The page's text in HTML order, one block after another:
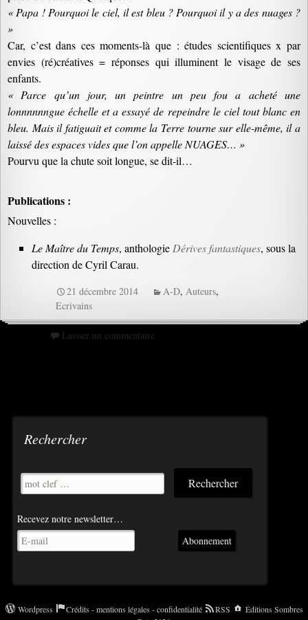
« Papa ! Pourquoi le ciel, il est bleu ? Pourquoi il y a des nuages ?
»
Car, c’est dans ces moments-là que : études scientifiques x par
envies (ré)créatives = réponses qui illuminent le visage de ses
enfants.
« Parce qu’un jour, un peintre un peu fou a acheté une
lonnnnnngue échelle et a essayé de repeindre le ciel tout blanc en
bleu. Mais il fatiguait et comme la Terre tourne sur elle-même, il a
laissé des espaces vides que l’on appelle NUAGES… »
Pourvu que la chute soit longue, se dit-il…
Publications :
Nouvelles :
Le Maître du Temps, anthologie Dérives fantastiques, sous la
direction de Cyril Carau.
21 décembre 2014 A-D,Auteurs,
Ecrivains
Laisser un commentaire
Rechercher
Recevez notre newsletter…
Abonnement
Wordpress Crédits - mentions légales - confidentialité RSS
Éditions Sombres